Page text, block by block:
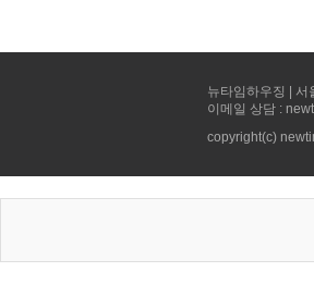
뉴타임하우징 |
이메일 상담 :
copyright(c)